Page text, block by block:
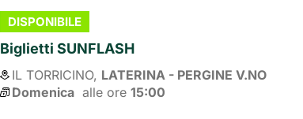
DISPONIBILE
Biglietti SUNFLASH
IL TORRICINO, LATERINA - PERGINE V.NO
Domenica alle ore 15:00